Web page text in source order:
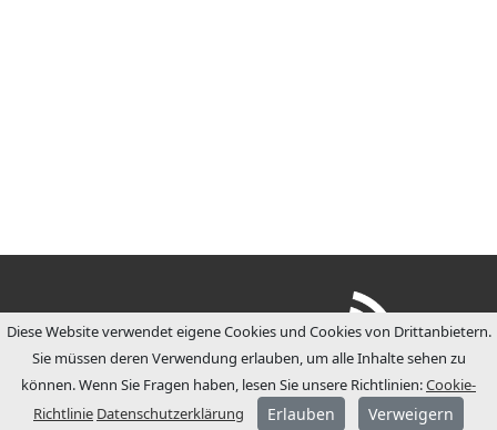
Diese Website verwendet eigene Cookies und Cookies von Drittanbietern.
Sie müssen deren Verwendung erlauben, um alle Inhalte sehen zu
können. Wenn Sie Fragen haben, lesen Sie unsere Richtlinien:Cookie-
Richtlinie Datenschutzerklärung Erlauben Verweigern